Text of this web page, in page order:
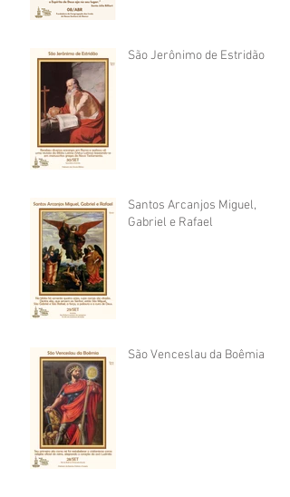
São Jerônimo de Estridão
Santos Arcanjos Miguel,
Gabriel e Rafael
São Venceslau da Boêmia